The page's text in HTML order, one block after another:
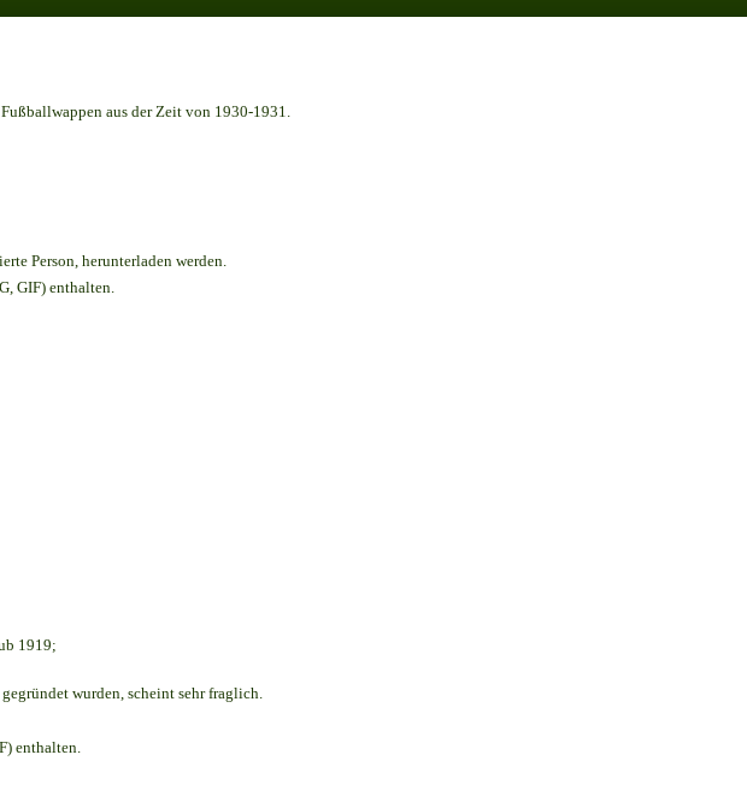
aus der Zeit von 1930-1931.
Person, herunterladen werden.
GIF) enthalten.
1919;
wurden, scheint sehr fraglich.
enthalten.